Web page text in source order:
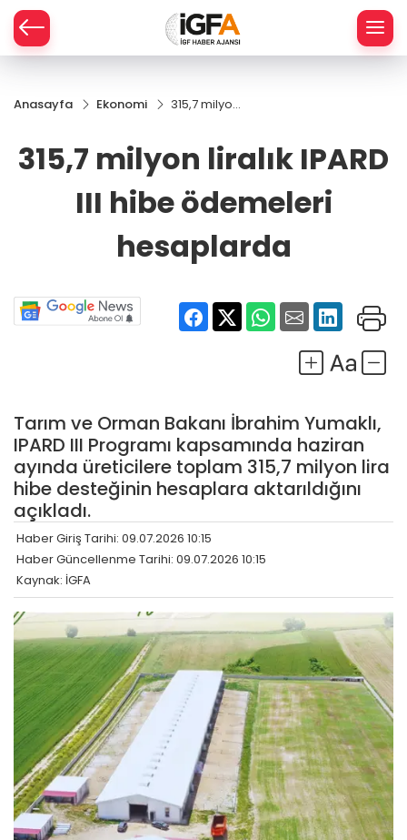
Anasayfa Ekonomi
315,7 milyon
ödemeleri
315,7 milyon liralık IPARD
III hibe ödemeleri
hesaplarda
Tarım ve Orman Bakanı İbrahim Yumaklı,
IPARD III Programı kapsamında haziran
ayında üreticilere toplam 315,7 milyon lira
hibe desteğinin hesaplara aktarıldığını
açıkladı.
Haber Giriş Tarihi: 09.07.2026 10:15
Haber Güncellenme Tarihi: 09.07.2026 10:15
Kaynak: İGFA